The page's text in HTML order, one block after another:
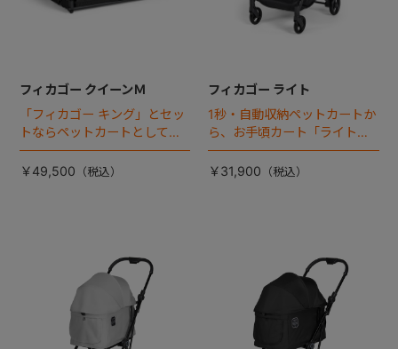
フィカゴー クイーンＭ
「フィカゴー キング」とセッ
トならペットカートとしても
使える、耐荷重50㎏の大型犬
向けケージが登場！
￥49,500
フィカゴー ライト
1秒・自動収納ペットカートか
ら、お手頃カート「ライト」
が登場！
￥31,900